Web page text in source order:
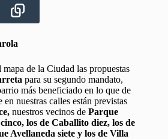
de la Ciudad las propuestas
para su segundo mandato,
más beneficiado en lo que de
nuestras calles están previstas
nuestros vecinos de Parque
los de Caballito diez, los de
Avellaneda siete y los de Villa